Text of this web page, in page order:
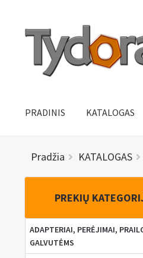
Pereiti
meniu
Pereiti
turinio
PRADINIS KATALOGAS
Pradžia KATALOGAS
PREKIŲ
ADAPTERIAI, PERĖJIMAI,
GALVUTĖMS